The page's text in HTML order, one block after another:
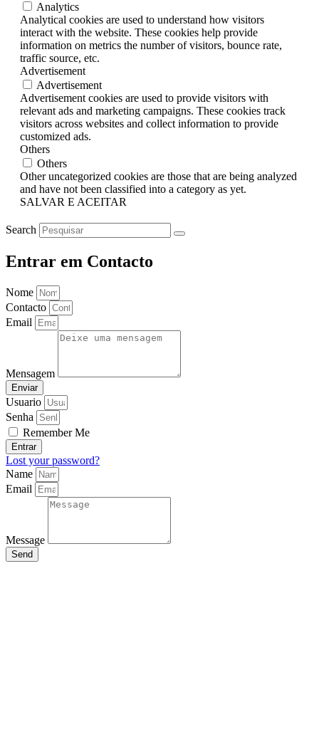
Analytics
Analytical cookies are used to understand how visitors
interact with the website. These cookies help provide
information on metrics the number of visitors, bounce rate,
traffic source, etc.
Advertisement
Advertisement
Advertisement cookies are used to provide visitors with
relevant ads and marketing campaigns. These cookies track
visitors across websites and collect information to provide
customized ads.
Others
Others
Other uncategorized cookies are those that are being analyzed
and have not been classified into a category as yet.
SALVAR E ACEITAR
Search
Entrar em Contacto
Nome
Contacto
Email
Mensagem
Enviar
Usuario
Senha
Remember Me
Entrar
Lost your password?
Name
Email
Message
Send